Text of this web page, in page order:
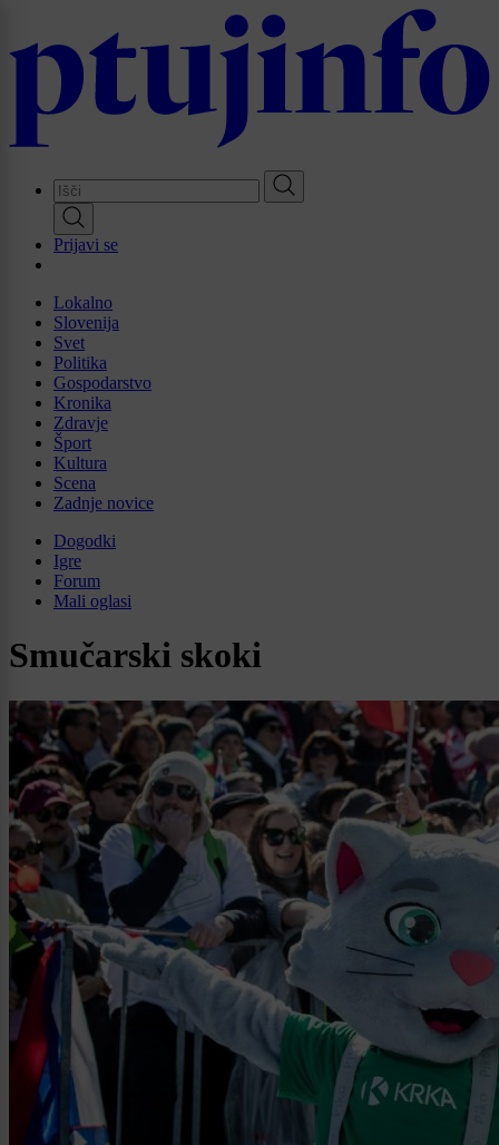
main
Prijavi se
Lokalno
Slovenija
Svet
Politika
Gospodarstvo
Kronika
Zdravje
Šport
Kultura
Scena
Zadnje novice
Dogodki
Igre
Forum
Mali oglasi
Smučarski skoki